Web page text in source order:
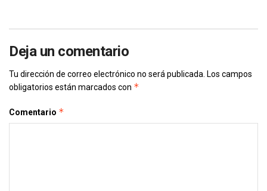
Deja un comentario
Tu dirección de correo electrónico no será publicada. Los campos
obligatorios están marcados con *
Comentario *